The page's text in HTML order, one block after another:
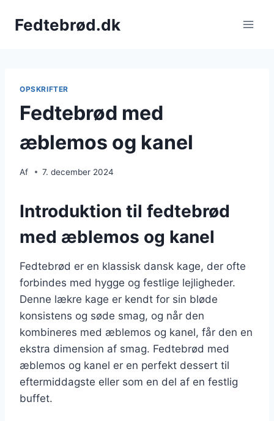
Fedtebrød.dk
OPSKRIFTER
Fedtebrød med
æblemos og kanel
Af 7. december 2024
Introduktion til fedtebrød
med æblemos og kanel
Fedtebrød er en klassisk dansk kage, der ofte
forbindes med hygge og festlige lejligheder.
Denne lækre kage er kendt for sin bløde
konsistens og søde smag, og når den
kombineres med æblemos og kanel, får den en
ekstra dimension af smag. Fedtebrød med
æblemos og kanel er en perfekt dessert til
eftermiddagste eller som en del af en festlig
buffet.